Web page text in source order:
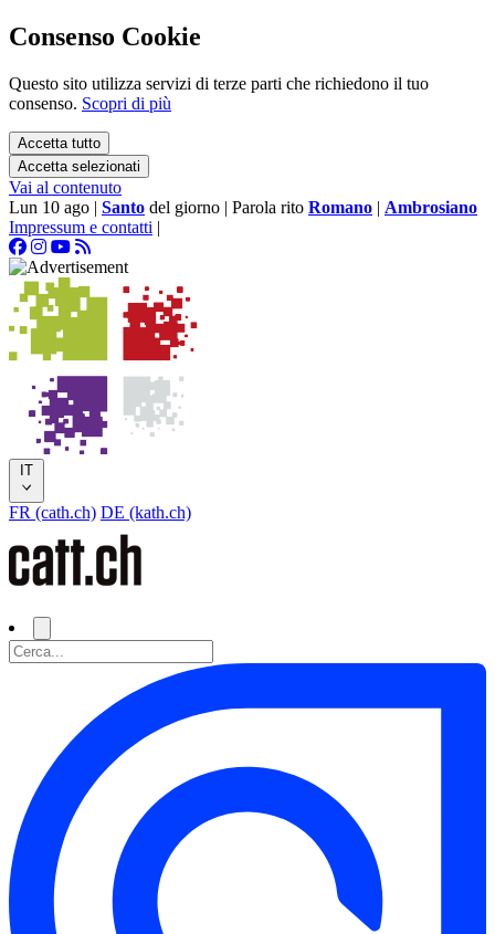
Consenso Cookie
Questo sito utilizza servizi di terze parti che richiedono il tuo
consenso. Scopri di più
Accetta tutto
Accetta selezionati
Vai al contenuto
Lun 10 ago | Santo del giorno | Parola rito Romano | Ambrosiano
Impressum e contatti |
IT
FR (cath.ch) DE (kath.ch)